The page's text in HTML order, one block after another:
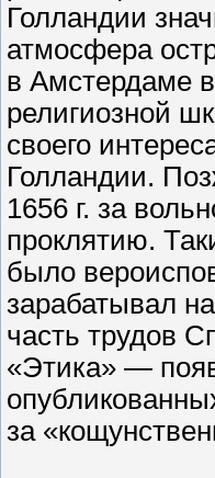
Голландии
атмосфера
в Амстердаме
религиозной
своего
Голландии.
1656 г. за
проклятию.
было
зарабатывал
часть трудов
«Этика» —
за